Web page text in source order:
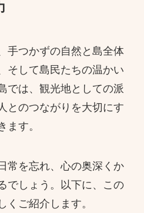
手つかずの自然と島全体
そして島民たちの温かい
では、観光地としての派
とのつながりを大切にす
ます。
常を忘れ、心の奥深くか
でしょう。以下に、この
くご紹介します。